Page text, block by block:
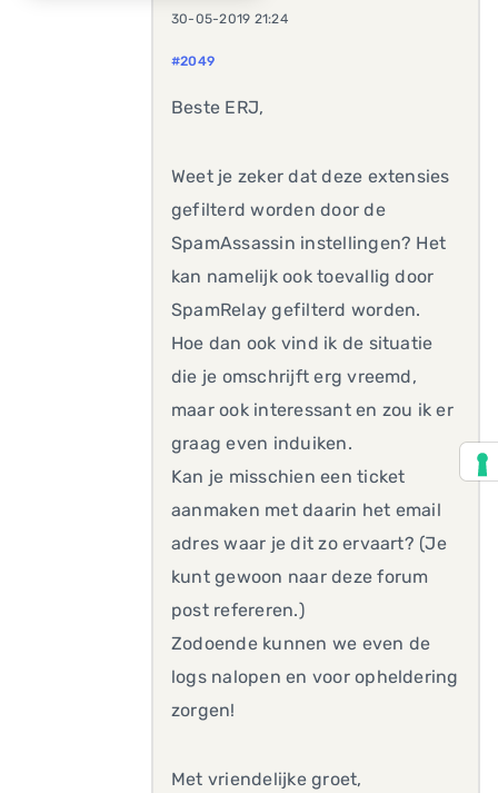
30-05-2019 21:24
#2049
Beste ERJ,
Weet je zeker dat deze extensies
gefilterd worden door de
SpamAssassin instellingen? Het
kan namelijk ook toevallig door
SpamRelay gefilterd worden.
Hoe dan ook vind ik de situatie
die je omschrijft erg vreemd,
maar ook interessant en zou ik er
graag even induiken.
Kan je misschien een ticket
aanmaken met daarin het email
adres waar je dit zo ervaart? (Je
kunt gewoon naar deze forum
post refereren.)
Zodoende kunnen we even de
logs nalopen en voor opheldering
zorgen!
Met vriendelijke groet,